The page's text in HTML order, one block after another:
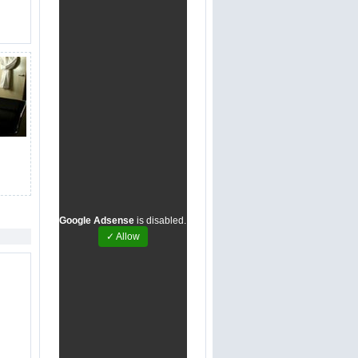
Google Adsense is disabled.
✓ Allow